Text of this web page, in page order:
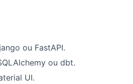
ou FastAPI.
ou dbt.
UI.